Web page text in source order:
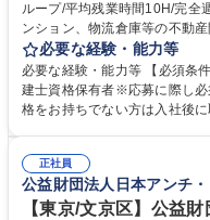
ループ/平均残業時間10H/完全週休2日 仕事の内容 オフィ
ンション、物流倉庫等の不動
貸運営、売却、仲介・活用提
いただきます。 【詳細】・契約書管理、契約書製本、捺印対応、ファイリ
ング、登記簿取得、調書取得
求・支払データ登録、取引先
の他に担当頂く業務が発生する場合がありま
業務職/三井物産グループ/平均
必要な経験・能力等
必要な経験・能力等 【必須条
建士資格保有者※応募に際し
格をお持ちでない方は入社後
ション力がある方。 ・チャレ
方。多様な関係者と謙虚に信
ール管理が出来る方。※将来
正社員
公益財団法人日本アンチ
【東京/文京区】公益